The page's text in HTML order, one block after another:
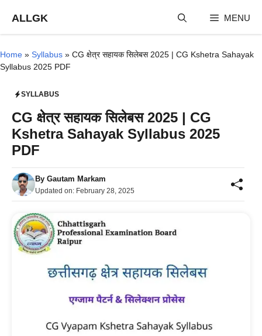
content
ALLGK MENU
Home » Syllabus » CG क्षेत्र सहायक सिलेबस 2025 | CG Kshetra Sahayak
Syllabus 2025 PDF
SYLLABUS
CG क्षेत्र सहायक सिलेबस 2025 | CG
Kshetra Sahayak Syllabus 2025
PDF
By Gautam Markam
Updated on: February 28, 2025